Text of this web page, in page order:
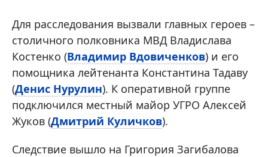
Для расследования вызвали главных героев –
столичного полковника МВД Владислава
Костенко (Владимир Вдовиченков) и его
помощника лейтенанта Константина Тадаву
(Денис Нурулин). К оперативной группе
подключился местный майор УГРО Алексей
Жуков (Дмитрий Куличков).
Следствие вышло на Григория Загибалова